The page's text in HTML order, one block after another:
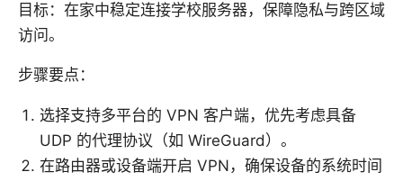
目标：在家中稳定连接学校服务器，保障隐私与跨区域
访问。
步骤要点：
选择支持多平台的 VPN 客户端，优先考虑具备
UDP 的代理协议（如 WireGuard）。
在路由器或设备端开启 VPN，确保设备的系统时间